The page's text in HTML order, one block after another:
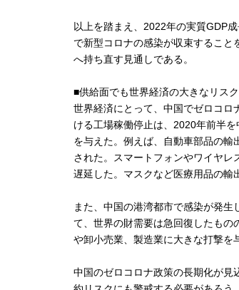
以上を踏まえ、2022年の実質GDP
で新型コロナの感染が収束するこ
へ持ち直す見通しである。
■供給面でも世界経済の大きなリス
世界経済にとって、中国でゼロコロ
ける工場稼働停止は、2020年前半
を与えた。例えば、自動車部品の輸
された。スマートフォンやワイヤ
遅延した。マスクなど医療用品の輸
また、中国の港湾都市で感染が発
て、世界の財需要は急回復したもの
や卸小売業、製造業に大きな打撃を
中国のゼロコロナ政策の長期化が見